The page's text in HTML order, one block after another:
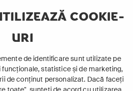
COOKIE-
URI
de identificare sunt utilizate pe
statistice și de marketing,
de conținut personalizat. Dacă faceți
TE ACUM
de sistem